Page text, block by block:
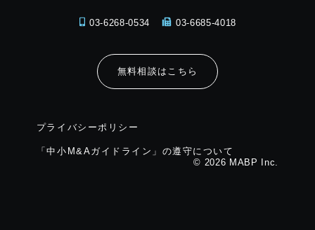
03-6268-0534 03-6685-4018
無料相談はこちら
プライバシーポリシー
「中小M&Aガイドライン」の遵守について
© 2026 MABP Inc.